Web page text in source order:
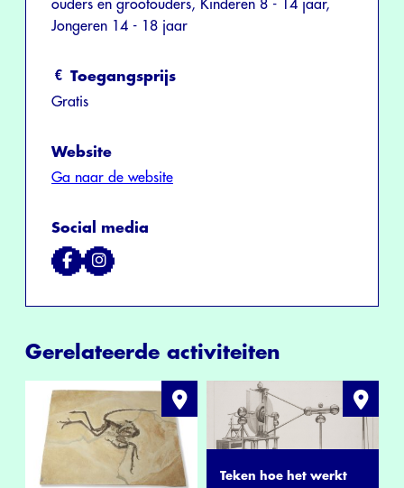
ouders en grootouders, Kinderen 8 - 14 jaar,
Jongeren 14 - 18 jaar
Toegangsprijs
Gratis
Website
Ga naar de website
Social media
Gerelateerde activiteiten
Teken hoe het werkt